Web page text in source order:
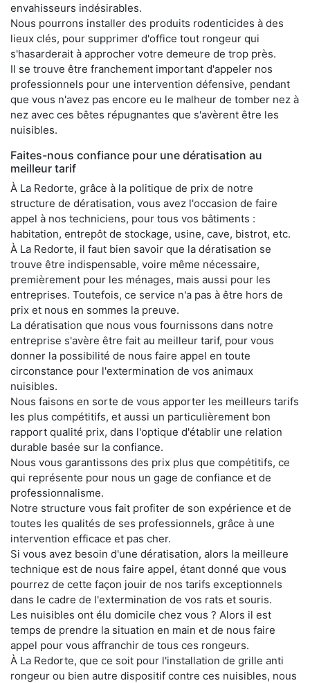
envahisseurs indésirables.
Nous pourrons installer des produits rodenticides à des
lieux clés, pour supprimer d'office tout rongeur qui
s'hasarderait à approcher votre demeure de trop près.
Il se trouve être franchement important d'appeler nos
professionnels pour une intervention défensive, pendant
que vous n'avez pas encore eu le malheur de tomber nez à
nez avec ces bêtes répugnantes que s'avèrent être les
nuisibles.
Faites-nous confiance pour une dératisation au
meilleur tarif
À La Redorte, grâce à la politique de prix de notre
structure de dératisation, vous avez l'occasion de faire
appel à nos techniciens, pour tous vos bâtiments :
habitation, entrepôt de stockage, usine, cave, bistrot, etc.
À La Redorte, il faut bien savoir que la dératisation se
trouve être indispensable, voire même nécessaire,
premièrement pour les ménages, mais aussi pour les
entreprises. Toutefois, ce service n'a pas à être hors de
prix et nous en sommes la preuve.
La dératisation que nous vous fournissons dans notre
entreprise s'avère être fait au meilleur tarif, pour vous
donner la possibilité de nous faire appel en toute
circonstance pour l'extermination de vos animaux
nuisibles.
Nous faisons en sorte de vous apporter les meilleurs tarifs
les plus compétitifs, et aussi un particulièrement bon
rapport qualité prix, dans l'optique d'établir une relation
durable basée sur la confiance.
Nous vous garantissons des prix plus que compétitifs, ce
qui représente pour nous un gage de confiance et de
professionnalisme.
Notre structure vous fait profiter de son expérience et de
toutes les qualités de ses professionnels, grâce à une
intervention efficace et pas cher.
Si vous avez besoin d'une dératisation, alors la meilleure
technique est de nous faire appel, étant donné que vous
pourrez de cette façon jouir de nos tarifs exceptionnels
dans le cadre de l'extermination de vos rats et souris.
Les nuisibles ont élu domicile chez vous ? Alors il est
temps de prendre la situation en main et de nous faire
appel pour vous affranchir de tous ces rongeurs.
À La Redorte, que ce soit pour l'installation de grille anti
rongeur ou bien autre dispositif contre ces nuisibles, nous